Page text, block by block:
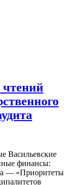
Васильевские
финансы:
— «Приоритеты